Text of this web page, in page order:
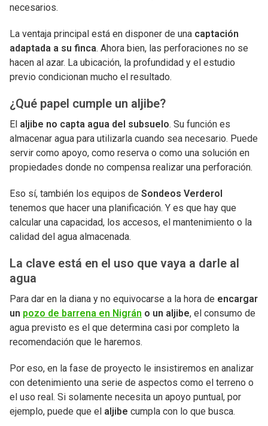
necesarios.
La ventaja principal está en disponer de una captación
adaptada a su finca. Ahora bien, las perforaciones no se
hacen al azar. La ubicación, la profundidad y el estudio
previo condicionan mucho el resultado.
¿Qué papel cumple un aljibe?
El aljibe no capta agua del subsuelo. Su función es
almacenar agua para utilizarla cuando sea necesario. Puede
servir como apoyo, como reserva o como una solución en
propiedades donde no compensa realizar una perforación.
Eso sí, también los equipos de Sondeos Verderol
tenemos que hacer una planificación. Y es que hay que
calcular una capacidad, los accesos, el mantenimiento o la
calidad del agua almacenada.
La clave está en el uso que vaya a darle al
agua
Para dar en la diana y no equivocarse a la hora de encargar
un pozo de barrena en Nigrán o un aljibe, el consumo de
agua previsto es el que determina casi por completo la
recomendación que le haremos.
Por eso, en la fase de proyecto le insistiremos en analizar
con detenimiento una serie de aspectos como el terreno o
el uso real. Si solamente necesita un apoyo puntual, por
ejemplo, puede que el aljibe cumpla con lo que busca.